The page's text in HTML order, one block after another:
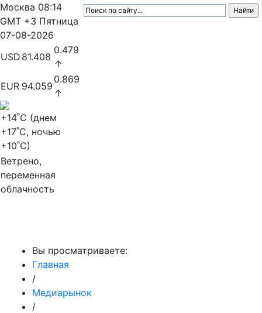
Москва 08:14
GMT +3 Пятница
07-08-2026
USD 81.408
0.479
↑
EUR 94.059
0.869
↑
+14˚C (днем
+17˚C, ночью
+10˚C)
Ветрено,
переменная
облачность
Вы просматриваете:
Главная
/
Медиарынок
/